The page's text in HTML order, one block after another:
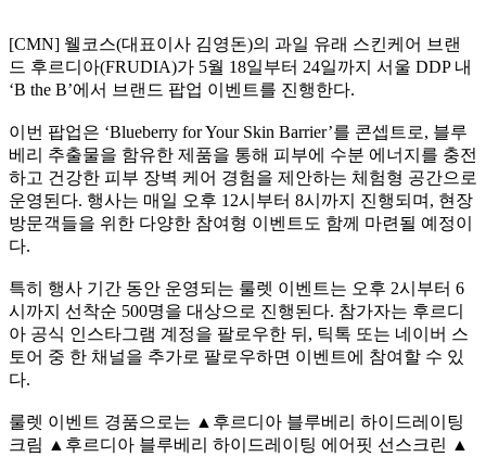
[CMN] 웰코스(대표이사 김영돈)의 과일 유래 스킨케어 브랜
드 후르디아(FRUDIA)가 5월 18일부터 24일까지 서울 DDP 내
‘B the B’에서 브랜드 팝업 이벤트를 진행한다.
이번 팝업은 ‘Blueberry for Your Skin Barrier’를 콘셉트로, 블루
베리 추출물을 함유한 제품을 통해 피부에 수분 에너지를 충전
하고 건강한 피부 장벽 케어 경험을 제안하는 체험형 공간으로
운영된다. 행사는 매일 오후 12시부터 8시까지 진행되며, 현장
방문객들을 위한 다양한 참여형 이벤트도 함께 마련될 예정이
다.
특히 행사 기간 동안 운영되는 룰렛 이벤트는 오후 2시부터 6
시까지 선착순 500명을 대상으로 진행된다. 참가자는 후르디
아 공식 인스타그램 계정을 팔로우한 뒤, 틱톡 또는 네이버 스
토어 중 한 채널을 추가로 팔로우하면 이벤트에 참여할 수 있
다.
룰렛 이벤트 경품으로는 ▲후르디아 블루베리 하이드레이팅
크림 ▲후르디아 블루베리 하이드레이팅 에어핏 선스크린 ▲